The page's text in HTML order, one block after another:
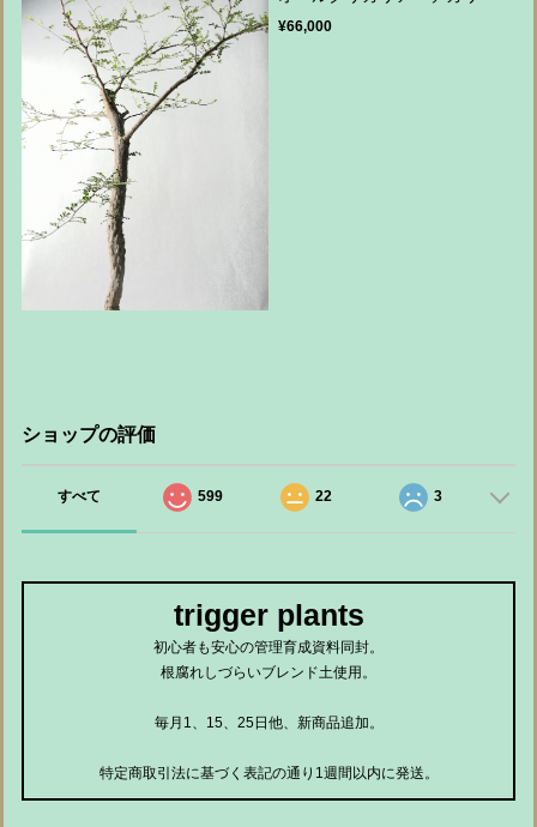
¥66,000
ショップの評価
すべて 599 22 3
trigger plants
初心者も安心の管理育成資料同封。
根腐れしづらいブレンド土使用。
毎月1、15、25日他、新商品追加。
特定商取引法に基づく表記の通り1週間以内に発送。